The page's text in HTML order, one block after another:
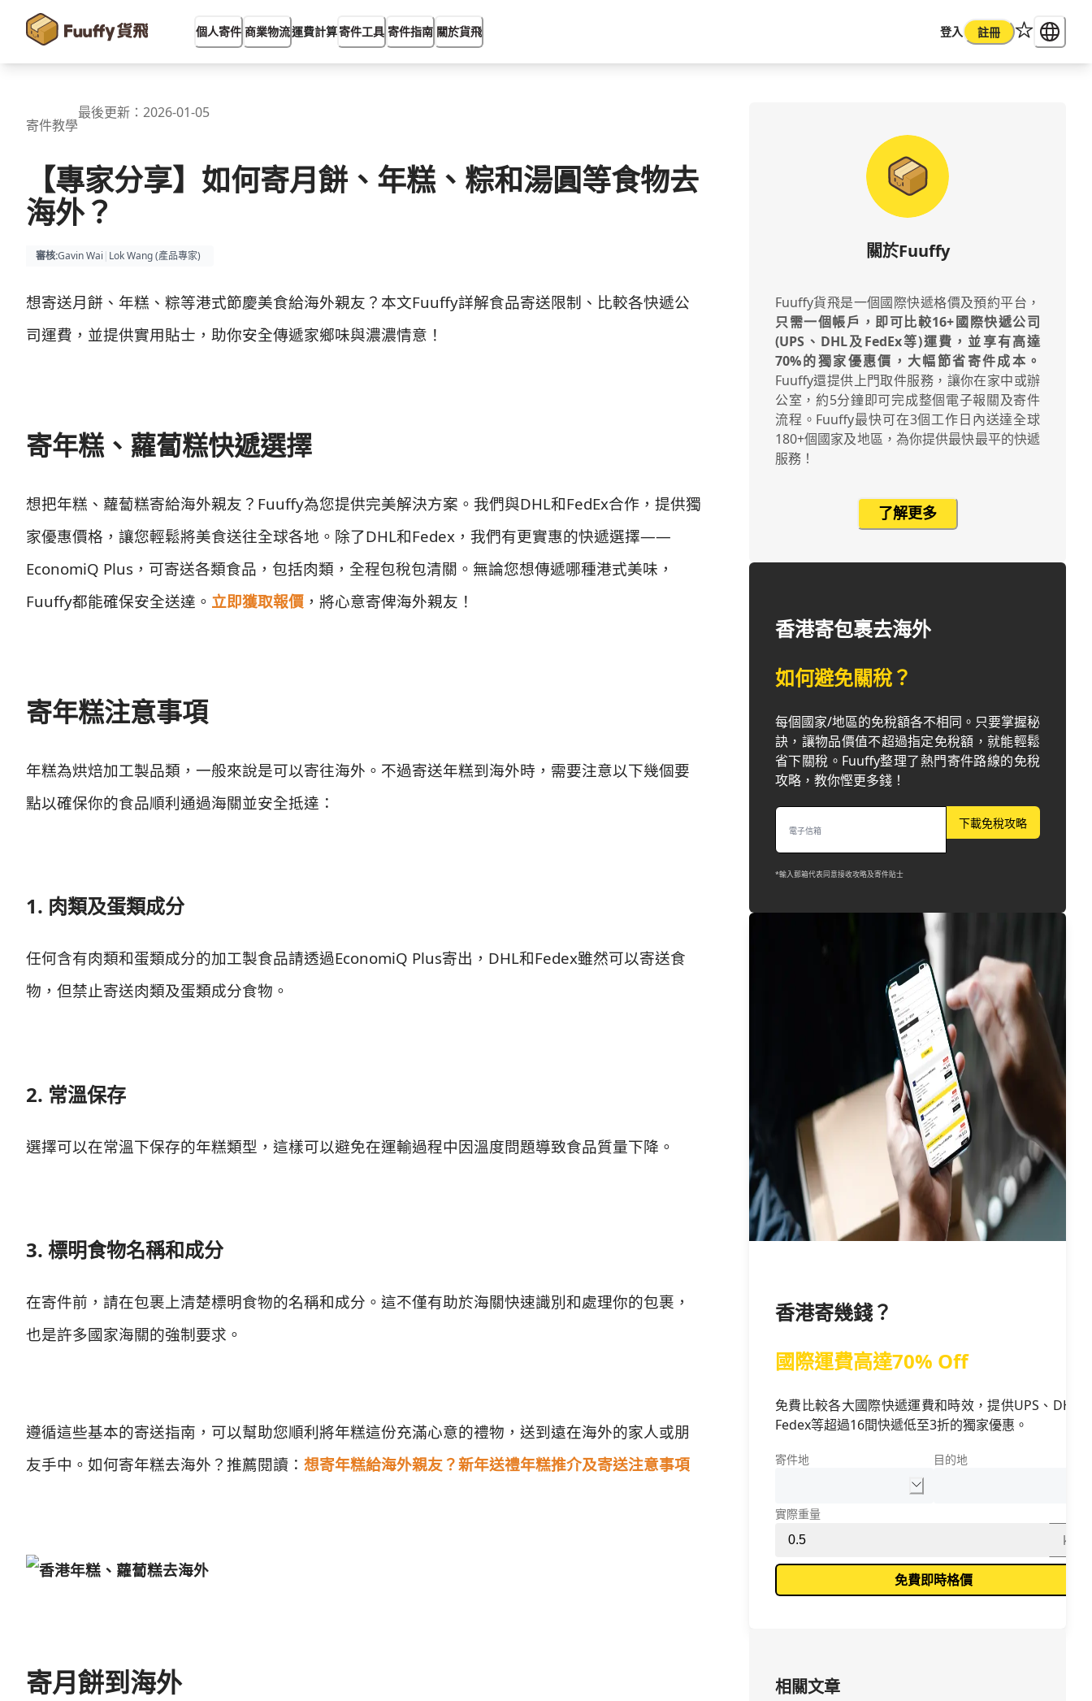
個人寄件 商業物流運費計算寄件工具 寄件指南 關於貨飛 登入 註冊
寄件教學
最後更新： 2026-01-05
【專家分享】如何寄月餅、年糕、粽和湯圓等食物去
海外？
審核:Gavin Wai | Lok Wang (產品專家)
想寄送月餅、年糕、粽等港式節慶美食給海外親友？本文Fuuffy詳解食品寄送限制、比較各快遞公
司運費，並提供實用貼士，助你安全傳遞家鄉味與濃濃情意！
寄年糕、蘿蔔糕快遞選擇
想把年糕、蘿蔔糕寄給海外親友？Fuuffy為您提供完美解決方案。我們與DHL和FedEx合作，提供獨
家優惠價格，讓您輕鬆將美食送往全球各地。除了DHL和Fedex，我們有更實惠的快遞選擇——
EconomiQ Plus，可寄送各類食品，包括肉類，全程包稅包清關。無論您想傳遞哪種港式美味，
Fuuffy都能確保安全送達。 立即獲取報價 ，將心意寄俾海外親友！
寄年糕注意事項
年糕為烘焙加工製品類，一般來說是可以寄往海外。不過寄送年糕到海外時，需要注意以下幾個要
點以確保你的食品順利通過海關並安全抵達：
1. 肉類及蛋類成分
任何含有肉類和蛋類成分的加工製食品請透過EconomiQ Plus寄出，DHL和Fedex雖然可以寄送食
物，但禁止寄送肉類及蛋類成分食物。
2. 常溫保存
選擇可以在常溫下保存的年糕類型，這樣可以避免在運輸過程中因溫度問題導致食品質量下降。
3. 標明食物名稱和成分
在寄件前，請在包裹上清楚標明食物的名稱和成分。這不僅有助於海關快速識別和處理你的包裹，
也是許多國家海關的強制要求。
遵循這些基本的寄送指南，可以幫助您順利將年糕這份充滿心意的禮物，送到遠在海外的家人或朋
友手中。如何寄年糕去海外？推薦閱讀： 想寄年糕給海外親友？新年送禮年糕推介及寄送注意事項
寄月餅到海外
關於Fuuffy
Fuuffy貨飛是一個國際快遞格價及預約平台，
只需一個帳戶，即可比較16+國際快遞公司
(UPS、DHL及FedEx等)運費，並享有高達
70%的獨家優惠價，大幅節省寄件成本。
Fuuffy還提供上門取件服務，讓你在家中或辦
公室，約5分鐘即可完成整個電子報關及寄件
流程。Fuuffy最快可在3個工作日內送達全球
180+個國家及地區，為你提供最快最平的快遞
服務！
了解更多
香港寄包裹去海外
如何避免關稅？
每個國家/地區的免稅額各不相同。只要掌握秘
訣，讓物品價值不超過指定免稅額，就能輕鬆
省下關稅。Fuuffy整理了熱門寄件路線的免稅
攻略，教你慳更多錢！
下載免稅攻略
*輸入郵箱代表同意接收攻略及寄件貼士
香港寄幾錢？
國際運費高達70% Off
免費比較各大國際快遞運費和時效，提供UPS、DHL、
Fedex等超過16間快遞低至3折的獨家優惠。
寄件地 目的地
實際重量
kg
免費即時格價
相關文章